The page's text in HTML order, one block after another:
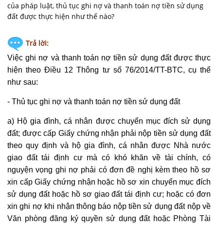
của pháp luật, thủ tục ghi nợ và thanh toán nợ tiền sử dụng
đất được thực hiện như thế nào?
Trả lời:
Việc ghi nợ và thanh toán nợ tiền sử dụng đất được thực
hiện theo Điều 12 Thông tư số 76/2014/TT-BTC, cụ thể
như sau:
- Thủ tục ghi nợ và thanh toán nợ tiền sử dụng đất
a) Hộ gia đình, cá nhân được chuyển mục đích sử dụng
đất; đượccấp Giấy chứng nhận phải nộp tiền sử dụng đất
theo quy định và hộ gia đình, cá nhân được Nhà nước
giao đất tái định cư mà có khó khăn về tài chính, có
nguyện vọng ghi nợ phải có đơn đề nghị kèm theo hồ sơ
xin cấp Giấy chứng nhận hoặc hồ sơ xin chuyển mục đích
sử dụng đấthoặc hồ sơ giao đất tái định cư; hoặc có đơn
xin ghi nợ khi nhận thông báo nộp tiền sử dụng đất nộp về
Văn phòng đăng kýquyền sử dụng đất hoặc Phòng Tài